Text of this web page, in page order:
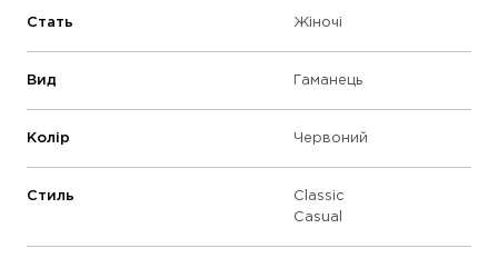
Стать Жіночі
Вид Гаманець
Колір Червоний
Стиль
Classic
Casual